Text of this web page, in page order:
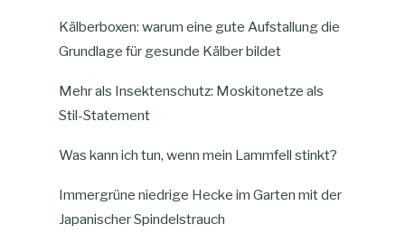
Kälberboxen: warum eine gute Aufstallung die
Grundlage für gesunde Kälber bildet
Mehr als Insektenschutz: Moskitonetze als
Stil-Statement
Was kann ich tun, wenn mein Lammfell stinkt?
Immergrüne niedrige Hecke im Garten mit der
Japanischer Spindelstrauch